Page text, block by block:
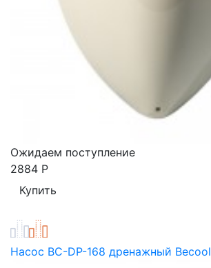
Ожидаем поступление
2884 Р
Насос BC-DP-168 дренажный Becool